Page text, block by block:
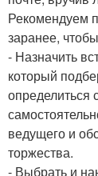
Рекомендуем
заранее,
- Назначить
который
определиться
ведущего и
торжества.
- Выбрать и